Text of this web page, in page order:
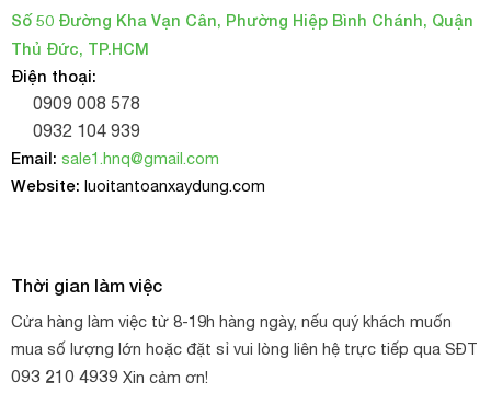
trồng, mùa màng.
Ngoài ra lưới chắn côn trùng còn úng dụng trong đời sống
hàng ngày như:
Được dùng chắn bụi cho các nhà máy giấy, gỗ, xi măng
Làm nhà lưới, nhà màng trồng rau
TPHCM
Công ty H.N.Q chuyên cung cấp tất các các sản phẩm
lưới nông nghiệp: lưới mùng 32 lỗ, lưới mùng 64 lỗ, lưới
Số 50 Đường Kha Vạn Cân, Phường Hiệp Bình Chánh, Quận
Thủ Đức, TP.HCM
Điện thoại:
0909 008 578
0932 104 939
Email: sale1.hnq@gmail.com
Website: luoitantoanxaydung.com
Thời gian làm việc
Cửa hàng làm việc từ 8-19h hàng ngày, nếu quý khách muốn
mua số lượng lớn hoặc đặt sỉ vui lòng liên hệ trực tiếp qua SĐT
093 210 4939 Xin cảm ơn!